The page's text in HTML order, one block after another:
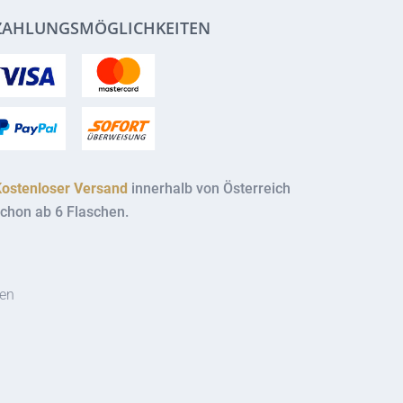
Versand innerhalb von Österreich
ab 6 Flaschen.